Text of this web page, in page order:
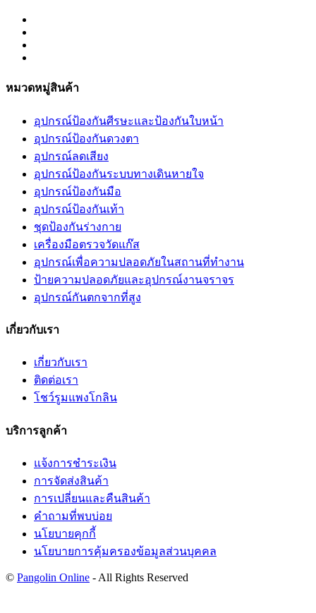
หมวดหมู่สินค้า
อุปกรณ์ป้องกันศีรษะและป้องกันใบหน้า
อุปกรณ์ป้องกันดวงตา
อุปกรณ์ลดเสียง
อุปกรณ์ป้องกันระบบทางเดินหายใจ
อุปกรณ์ป้องกันมือ
อุปกรณ์ป้องกันเท้า
ชุดป้องกันร่างกาย
เครื่องมือตรวจวัดแก๊ส
อุปกรณ์เพื่อความปลอดภัยในสถานที่ทำงาน
ป้ายความปลอดภัยและอุปกรณ์งานจราจร
อุปกรณ์กันตกจากที่สูง
เกี่ยวกับเรา
เกี่ยวกับเรา
ติดต่อเรา
โชว์รูมแพงโกลิน
บริการลูกค้า
แจ้งการชำระเงิน
การจัดส่งสินค้า
การเปลี่ยนและคืนสินค้า
คำถามที่พบบ่อย
นโยบายคุกกี้
นโยบายการคุ้มครองข้อมูลส่วนบุคคล
© Pangolin Online - All Rights Reserved